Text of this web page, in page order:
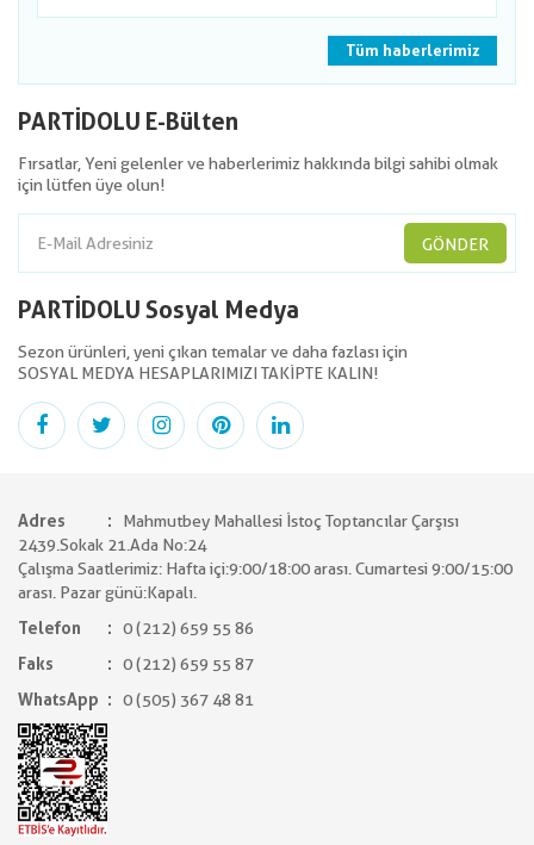
Tüm haberlerimiz
PARTİDOLU E-Bülten
Fırsatlar, Yeni gelenler ve haberlerimiz hakkında bilgi sahibi olmak
için lütfen üye olun!
GÖNDER
PARTİDOLU Sosyal Medya
Sezon ürünleri, yeni çıkan temalar ve daha fazlası için
SOSYAL MEDYA HESAPLARIMIZI TAKİPTE KALIN!
Adres
Mahmutbey Mahallesi İstoç Toptancılar Çarşısı
2439.Sokak 21.Ada No:24
Çalışma Saatlerimiz: Hafta içi:9:00/18:00 arası. Cumartesi 9:00/15:00
arası. Pazar günü:Kapalı.
Telefon
0 (212) 659 55 86
Faks
0 (212) 659 55 87
WhatsApp
0 (505) 367 48 81